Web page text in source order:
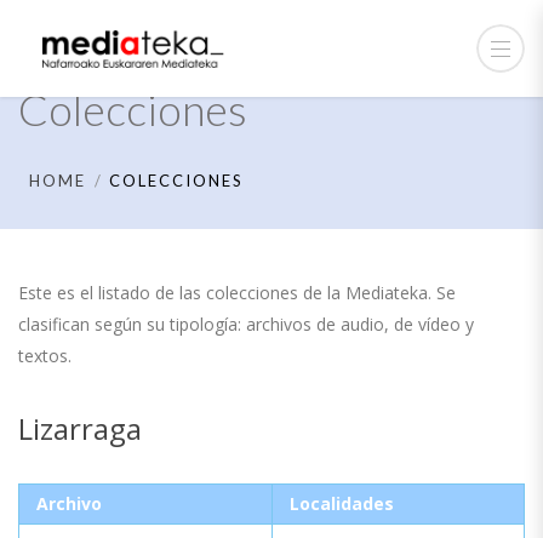
Colecciones
HOME COLECCIONES
Este es el listado de las colecciones de la Mediateka. Se
clasifican según su tipología: archivos de audio, de vídeo y
textos.
Lizarraga
Archivo Localidades